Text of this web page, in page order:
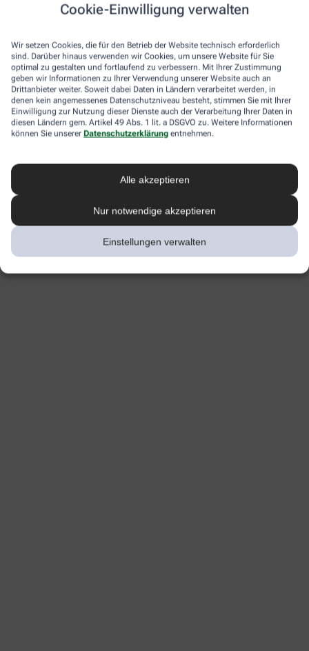
Cookie-Einwilligung verwalten
Wir setzen Cookies, die für den Betrieb der Website technisch erforderlich
sind. Darüber hinaus verwenden wir Cookies, um unsere Website für Sie
optimal zu gestalten und fortlaufend zu verbessern. Mit Ihrer Zustimmung
geben wir Informationen zu Ihrer Verwendung unserer Website auch an
Drittanbieter weiter. Soweit dabei Daten in Ländern verarbeitet werden, in
denen kein angemessenes Datenschutzniveau besteht, stimmen Sie mit Ihrer
Einwilligung zur Nutzung dieser Dienste auch der Verarbeitung Ihrer Daten in
diesen Ländern gem. Artikel 49 Abs. 1 lit. a DSGVO zu. Weitere Informationen
können Sie unserer Datenschutzerklärung entnehmen.
Alle akzeptieren
Nur notwendige akzeptieren
Einstellungen verwalten